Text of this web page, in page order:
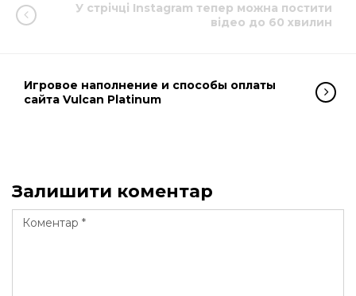
У стрічці Instagram тепер можна постити
відео до 60 хвилин
Игровое наполнение и способы оплаты
сайта Vulcan Platinum
Залишити коментар